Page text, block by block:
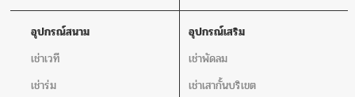
อุปกรณ์สนาม
เช่าเวที
เช่าร่ม
อุปกรณ์เสริม
เช่าพัดลม
เช่าเสากั้นบริเขต